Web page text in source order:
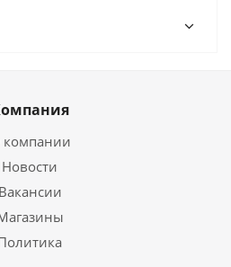
Новости
Вакансии